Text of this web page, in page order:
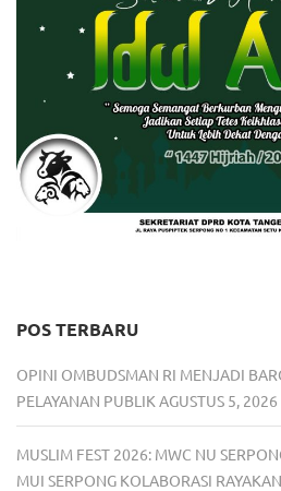
POS TERBARU
OPINI OMBUDSMAN RI MENJADI
PELAYANAN PUBLIK AGUSTUS 5, 2026
MUSLIM FEST 2026: MWC NU
MUI SERPONG KOLABORASI